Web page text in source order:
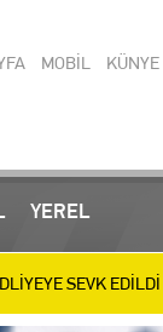
MOBİL KÜNYE
YEREL
zanlı tutuklandı
SEVK EDİLDİ
Uğurlanıyor